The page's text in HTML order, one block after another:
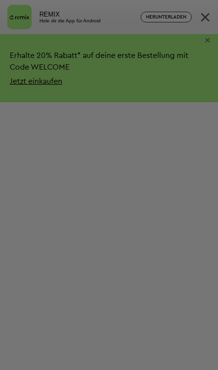
REMIX
Hole dir die App für Android
HERUNTERLADEN ×
Erhalte 20% Rabatt* auf deine erste Bestellung mit
Code WELCOME
Jetzt einkaufen
×